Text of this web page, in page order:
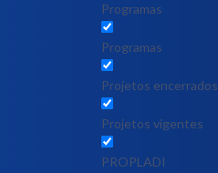
Programas
Programas
Projetos encerrados
Projetos vigentes
PROPLADI